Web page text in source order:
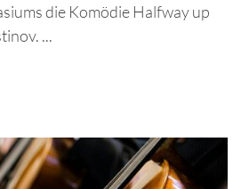
die Komödie Halfway up
...